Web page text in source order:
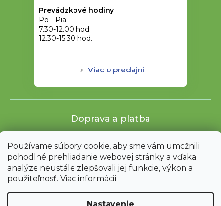
Používame súbory cookie, aby sme vám umožnili
pohodlné prehliadanie webovej stránky a vďaka
analýze neustále zlepšovali jej funkcie, výkon a
použiteľnosť. Viac informácií
Nastavenie
Prevádzkové hodiny
Po - Pia:
7.30-12.00 hod.
12.30-15.30 hod.
Viac o predajni
Doprava a platba